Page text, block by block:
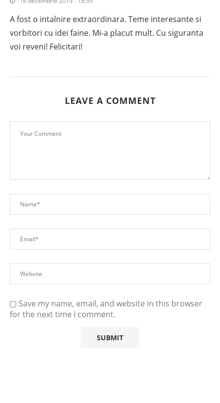
A fost o intalnire extraordinara. Teme interesante si
vorbitori cu idei faine. Mi-a placut mult. Cu siguranta
voi reveni! Felicitari!
LEAVE A COMMENT
Save my name, email, and website in this browser
for the next time I comment.